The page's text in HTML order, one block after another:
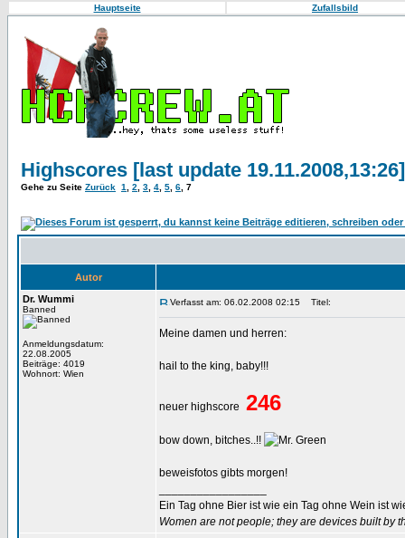
Hauptseite Zufallsbild
Highscores [last update 19.11.2008,13:26]
Gehe zu Seite Zurück 1 2 3 4 5 6 7
Autor
Dr. Wummi
Banned
Anmeldungsdatum:
22.08.2005
Beiträge: 4019
Wohnort: Wien
Verfasst am: 06.02.2008 02:15 Titel:
Meine damen und herren:
hail to the king, baby!!!
neuer highscore 246
bow down, bitches..!!
beweisfotos gibts morgen!
Ein Tag ohne Bier ist wie ein Tag ohne Wein ist
Women are not people; they are devices built by